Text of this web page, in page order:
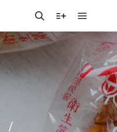
SearchMore info
Main